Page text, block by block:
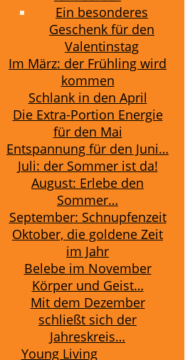
Ein besonderes
Geschenk für den
Valentinstag
Im März: der Frühling wird
kommen
Schlank in den April
Die Extra-Portion Energie
für den Mai
Entspannung für den Juni…
Juli: der Sommer ist da!
August: Erlebe den
Sommer…
September: Schnupfenzeit
Oktober, die goldene Zeit
im Jahr
Belebe im November
Körper und Geist…
Mit dem Dezember
schließt sich der
Jahreskreis…
Young Living